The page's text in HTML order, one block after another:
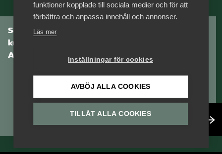
Som medlem har du tillgång till vår digitala
kunskapsbank
Arbetsgivarguiden
funktioner kopplade till sociala medier och för att
förbättra och anpassa innehåll och annonser.
Läs mer
Inställningar för cookies
AVBÖJ ALLA COOKIES
TILLÅT ALLA COOKIES